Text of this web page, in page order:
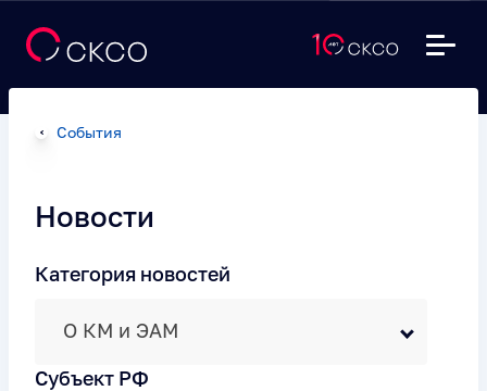
События
Новости
Категория новостей
О КМ и ЭАМ
Субъект РФ